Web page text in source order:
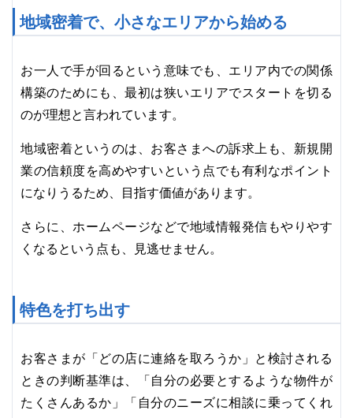
地域密着で、小さなエリアから始める
お一人で手が回るという意味でも、エリア内での関係
構築のためにも、最初は狭いエリアでスタートを切る
のが理想と言われています。
地域密着というのは、お客さまへの訴求上も、新規開
業の信頼度を高めやすいという点でも有利なポイント
になりうるため、目指す価値があります。
さらに、ホームページなどで地域情報発信もやりやす
くなるという点も、見逃せません。
特色を打ち出す
お客さまが「どの店に連絡を取ろうか」と検討される
ときの判断基準は、「自分の必要とするような物件が
たくさんあるか」「自分のニーズに相談に乗ってくれ